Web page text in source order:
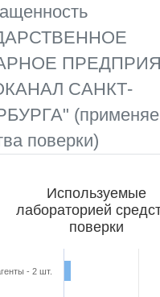
САНКТ-
поверки)
with 6 bars.
as data table,
has 1 X axis displaying
has 1 Y axis displaying
Используемые
лабораторией
поверки
- 2 шт.